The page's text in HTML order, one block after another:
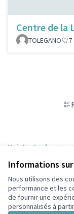
Informations
Nous utilisons des
performance et les
de fournir une
personnalisés à
Centre de la
TOLEGANO
7
Voir toutes les
Conditions
Paramètres des